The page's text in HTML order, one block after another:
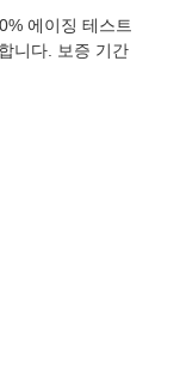
에이징 테스트
니다. 보증 기간